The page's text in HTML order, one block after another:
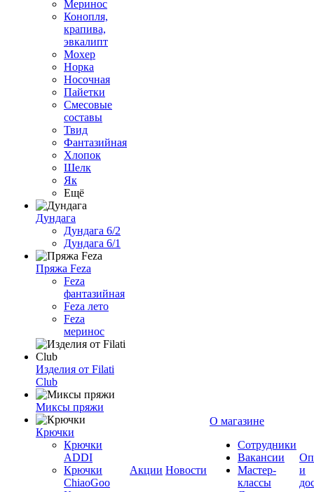
Меринос
Конопля,
крапива,
эвкалипт
Мохер
Норка
Носочная
Пайетки
Смесовые
составы
Твид
Фантазийная
Хлопок
Шелк
Як
Ещё
Дундага
Дундага 6/2
Дундага 6/1
Пряжа Feza
Feza
фантазийная
Feza лето
Feza
меринос
Изделия от Filati
Club
Миксы пряжи
Крючки
Крючки
ADDI
Крючки
ChiaoGoo
Акции Новости
О магазине
Сотрудники
Вакансии
Мастер-
классы
и